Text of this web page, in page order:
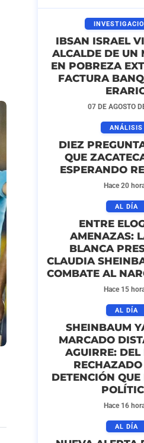
IBSAN ISRAEL
ALCALDE DE UN
EN POBREZA
FACTURA
07 DE AGOSTO
ANÁLISIS
DIEZ
QUE
ESPERANDO
Hace 20
AL DÍA
ENTRE
AMENAZAS:
BLANCA
CLAUDIA
COMBATE AL
Hace 15
AL DÍA
SHEINBAUM
MARCADO
AGUIRRE: DEL
DETENCIÓN
Hace 16
AL DÍA